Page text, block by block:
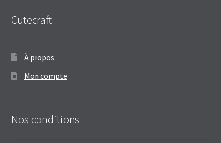
Cutecraft
À propos
Mon compte
Nos conditions